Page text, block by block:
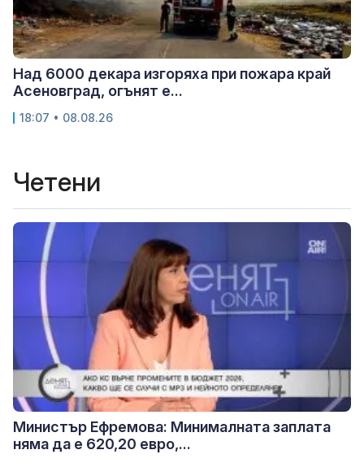
Над 6000 декара изгоряха при пожара край
Асеновград, огънят е...
18:07 • 08.08.26
Четени
Министър Ефремова: Минималната заплата
няма да е 620,20 евро,...